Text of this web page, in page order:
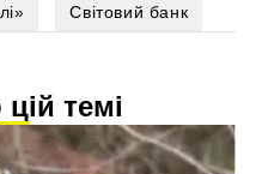
Світовий банк
темі